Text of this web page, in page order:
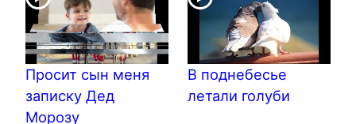
Просит сын меня
записку Дед
Морозу
В поднебесье
летали голуби